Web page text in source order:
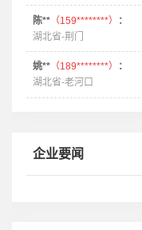
陈**（159********）
：
湖北省-荆门
姚**（189********）
：
湖北省-老河口
企业要闻